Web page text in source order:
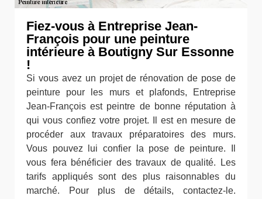
Fiez-vous à Entreprise Jean-
François pour une peinture
intérieure à Boutigny Sur Essonne
!
Si vous avez un projet de rénovation de pose de
peinture pour les murs et plafonds, Entreprise
Jean-François est peintre de bonne réputation à
qui vous confiez votre projet. Il est en mesure de
procéder aux travaux préparatoires des murs.
Vous pouvez lui confier la pose de peinture. Il
vous fera bénéficier des travaux de qualité. Les
tarifs appliqués sont des plus raisonnables du
marché. Pour plus de détails, contactez-le.